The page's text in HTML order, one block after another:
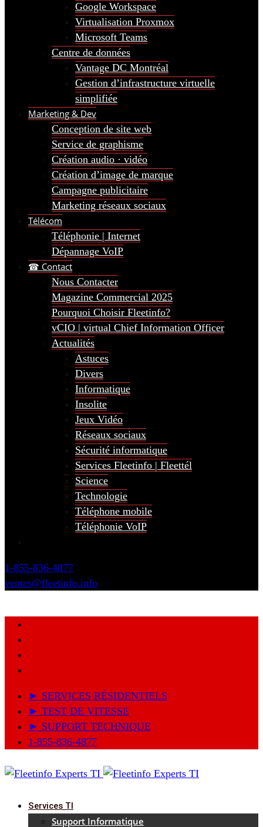
Google Workspace
Virtualisation Proxmox
Microsoft Teams
Centre de données
Vantage DC Montréal
Gestion d’infrastructure virtuelle
simplifiée
Marketing & Dev
Conception de site web
Service de graphisme
Création audio · vidéo
Création d’image de marque
Campagne publicitaire
Marketing réseaux sociaux
Télécom
Téléphonie | Internet
Dépannage VoIP
☎ Contact
Nous Contacter
Magazine Commercial 2025
Pourquoi Choisir Fleetinfo?
vCIO | virtual Chief Information Officer
Actualités
Astuces
Divers
Informatique
Insolite
Jeux Vidéo
Réseaux sociaux
Sécurité informatique
Services Fleetinfo | Fleettél
Science
Technologie
Téléphone mobile
Téléphonie VoIP
1-855-836-4877
ventes@fleetinfo.info
► SERVICES RÉSIDENTIELS
► TEST DE VITESSE
► SUPPORT TECHNIQUE
1-855-836-4877
Services TI
Support Informatique